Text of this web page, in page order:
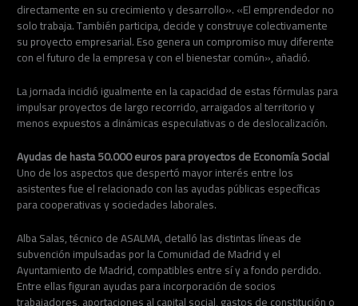
directamente en su crecimiento y desarrollo». «El emprendedor no
solo trabaja. También participa, decide y construye colectivamente
su proyecto empresarial. Eso genera un compromiso muy diferente
con el futuro de la empresa y con el bienestar común», añadió.
La jornada incidió igualmente en la capacidad de estas fórmulas para
impulsar proyectos de largo recorrido, arraigados al territorio y
menos expuestos a dinámicas especulativas o de deslocalización.
Ayudas de hasta 50.000 euros para proyectos de Economía Social
Uno de los aspectos que despertó mayor interés entre los
asistentes fue el relacionado con las ayudas públicas específicas
para cooperativas y sociedades laborales.
Alba Salas, técnico de ASALMA, detalló las distintas líneas de
subvención impulsadas por la Comunidad de Madrid y el
Ayuntamiento de Madrid, compatibles entre sí y a fondo perdido.
Entre ellas figuran ayudas para incorporación de socios
trabajadores, aportaciones al capital social, gastos de constitución o